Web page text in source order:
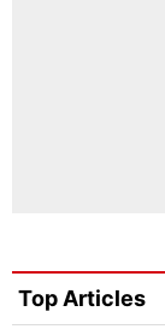
Top Articles